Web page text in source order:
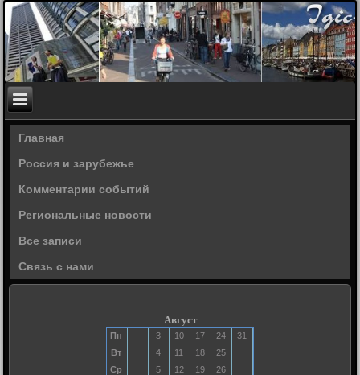
Главная
Россия и зарубежье
Комментарии событий
Региональные новости
Все записи
Связь с нами
Август
Пн 3 10 17 24
31
Вт
4 11 18
25
Ср
5 12 19
26